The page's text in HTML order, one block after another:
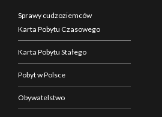
Sprawy cudzoziemców
Karta Pobytu Czasowego
Karta Pobytu Stałego
Pobyt w Polsce
Obywatelstwo